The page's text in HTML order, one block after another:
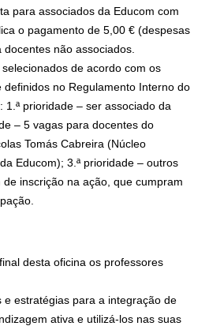
para associados da Educom com
o pagamento de 5,00 € (despesas
não associados.
de acordo com os
definidos no Regulamento Interno do
1.ª prioridade – ser associado da
– 5 vagas para docentes do
Tomás Cabreira (Núcleo
Educom); 3.ª prioridade – outros
inscrição na ação, que cumpram
desta oficina os professores
e estratégias para a integração de
ativa e utilizá-los nas suas